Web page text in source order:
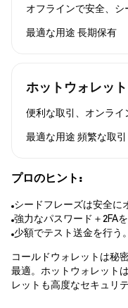
オフラインで安全、シ
最適な用途 長期保有
ホットウォレッ
便利な取引、オンライ
最適な用途 頻繁な取引
プロのヒント:
シードフレーズは安全に
強力なパスワード＋2FAを
少額でテスト送金を行う。
コールドウォレットは秘
最適。ホットウォレット
レットも高度なセキュリ